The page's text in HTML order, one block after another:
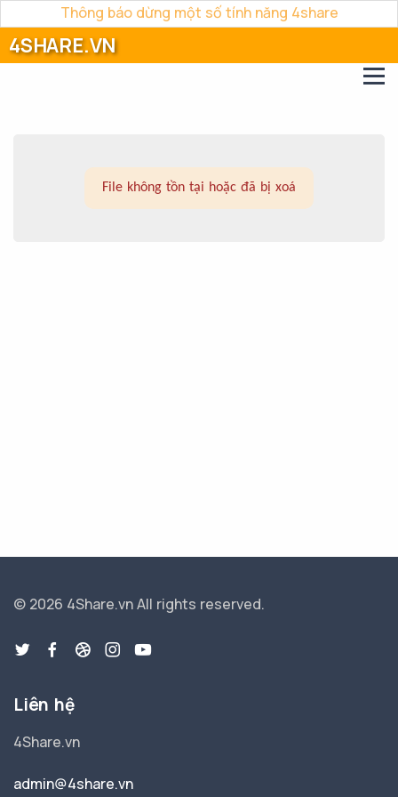
Thông báo dừng một số tính năng 4share
4SHARE.VN
File không tồn tại hoặc đã bị xoá
© 2026 4Share.vnAll rights reserved.
Liên hệ
4Share.vn
admin@4share.vn